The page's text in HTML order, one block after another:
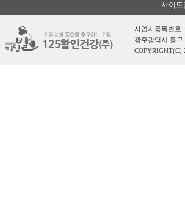
사이트
사업자등록번
광주광역시 동
COPYRIGHT(C)